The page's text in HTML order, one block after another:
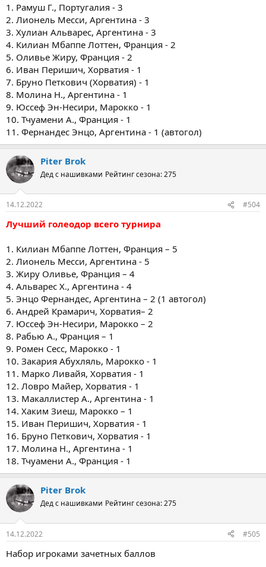
1. Рамуш Г., Португалия - 3
2. Лионель Месси, Аргентина - 3
3. Хулиан Альварес, Аргентина - 3
4. Килиан Мбаппе Лоттен, Франция - 2
5. Оливье Жиру, Франция - 2
6. Иван Перишич, Хорватия - 1
7. Бруно Петкович (Хорватия) - 1
8. Молина Н., Аргентина - 1
9. Юссеф Эн-Несири, Марокко - 1
10. Тчуамени А., Франция - 1
11. Фернандес Энцо, Аргентина - 1 (автогол)
Piter Brok
Дед с нашивками Рейтинг сезона: 275
14.12.2022 #504
Лучший голеодор всего турнира
1. Килиан Мбаппе Лоттен, Франция – 5
2. Лионель Месси, Аргентина - 5
3. Жиру Оливье, Франция – 4
4. Альварес Х., Аргентина - 4
5. Энцо Фернандес, Аргентина – 2 (1 автогол)
6. Андрей Крамарич, Хорватия– 2
7. Юссеф Эн-Несири, Марокко – 2
8. Рабью А., Франция – 1
9. Ромен Сесс, Марокко - 1
10. Закария Абухляль, Марокко - 1
11. Марко Ливайя, Хорватия - 1
12. Ловро Майер, Хорватия - 1
13. Макаллистер А., Аргентина - 1
14. Хаким Зиеш, Марокко – 1
15. Иван Перишич, Хорватия - 1
16. Бруно Петкович, Хорватия - 1
17. Молина Н., Аргентина - 1
18. Тчуамени А., Франция - 1
Piter Brok
Дед с нашивками Рейтинг сезона: 275
14.12.2022 #505
Набор игроками зачетных баллов